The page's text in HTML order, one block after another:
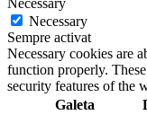
Necessary
Sempre activat
Necessary cookies are
function properly.
security features of the
Galeta